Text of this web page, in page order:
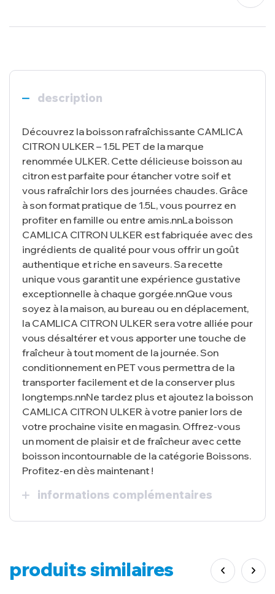
description
Découvrez la boisson rafraîchissante CAMLICA
CITRON ULKER – 1.5L PET de la marque
renommée ULKER. Cette délicieuse boisson au
citron est parfaite pour étancher votre soif et
vous rafraîchir lors des journées chaudes. Grâce
à son format pratique de 1.5L, vous pourrez en
profiter en famille ou entre amis.nnLa boisson
CAMLICA CITRON ULKER est fabriquée avec des
ingrédients de qualité pour vous offrir un goût
authentique et riche en saveurs. Sa recette
unique vous garantit une expérience gustative
exceptionnelle à chaque gorgée.nnQue vous
soyez à la maison, au bureau ou en déplacement,
la CAMLICA CITRON ULKER sera votre alliée pour
vous désaltérer et vous apporter une touche de
fraîcheur à tout moment de la journée. Son
conditionnement en PET vous permettra de la
transporter facilement et de la conserver plus
longtemps.nnNe tardez plus et ajoutez la boisson
CAMLICA CITRON ULKER à votre panier lors de
votre prochaine visite en magasin. Offrez-vous
un moment de plaisir et de fraîcheur avec cette
boisson incontournable de la catégorie Boissons.
Profitez-en dès maintenant !
informations complémentaires
produits similaires